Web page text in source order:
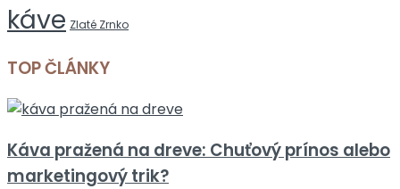
káve Zlaté Zrnko
TOP ČLÁNKY
Káva pražená na dreve: Chuťový prínos alebo
marketingový trik?